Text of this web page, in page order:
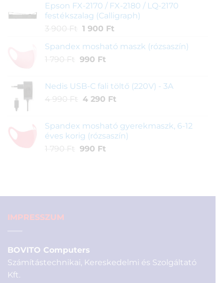
was:
3
590 Ft.
is:
2
590 Ft.
Epson FX-2170 / FX-2180 / LQ-2170
festékszalag (Calligraph)
3 900 Ft
Original
was:
3
1 900 FtCurrent
is:
Spandex mosható maszk (rózsaszín)
1 790 Ft
Original
1
790 Ft.
990 FtCurrent
990 Ft.
Nedis USB-C fali töltő (220V) - 3A
4 990 Ft
Original
4
990 Ft.
4 290 FtCurrent
4
290 Ft.
Spandex mosható gyerekmaszk, 6-12
éves korig (rózsaszín)
1 790 Ft
Original
990 FtCurrent
IMPRESSZUM
BOVITO Computers
Számítástechnikai, Kereskedelmi és Szolgáltató
Kft.